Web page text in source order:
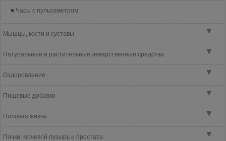
Часы с пульсометром
▼
Мышцы, кости и суставы
▼
Натуральные и растительные лекарственные средства
▼
Оздоровление
▼
Пищевые добавки
▼
Половая жизнь
▼
Почки, мочевой пузырь и простата